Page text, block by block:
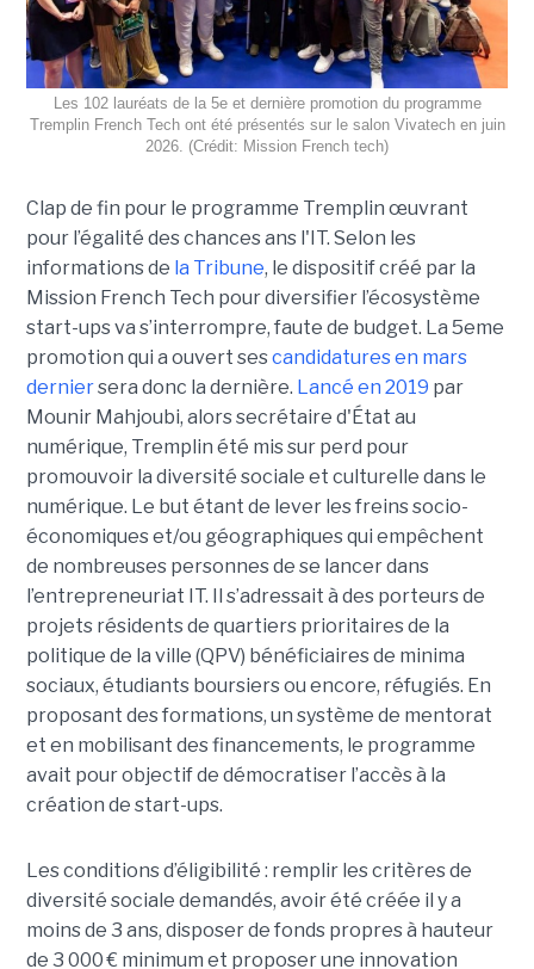
Les 102 lauréats de la 5e et dernière promotion du programme
Tremplin French Tech ont été présentés sur le salon Vivatech en juin
2026. (Crédit: Mission French tech)
Clap de fin pour le programme Tremplin œuvrant
pour l’égalité des chances ans l'IT. Selon les
informations de la Tribune, le dispositif créé par la
Mission French Tech pour diversifier l’écosystème
start-ups va s’interrompre, faute de budget. La 5eme
promotion qui a ouvert sescandidatures en mars
derniersera donc la dernière. Lancé en 2019 par
Mounir Mahjoubi, alors secrétaire d'État au
numérique, Tremplin été mis sur perd pour
promouvoir la diversité sociale et culturelle dans le
numérique. Le but étant de lever les freins socio-
économiques et/ou géographiques qui empêchent
de nombreuses personnes de se lancer dans
l’entrepreneuriat IT. Il s’adressait à des porteurs de
projets résidents de quartiers prioritaires de la
politique de la ville (QPV) bénéficiaires de minima
sociaux, étudiants boursiers ou encore, réfugiés. En
proposant des formations, un système de mentorat
et en mobilisant des financements, le programme
avait pour objectif de démocratiser l’accès à la
création de start-ups.
Les conditions d’éligibilité : remplir les critères de
diversité sociale demandés, avoir été créée il y a
moins de 3 ans, disposer de fonds propres à hauteur
de 3 000 € minimum et proposer une innovation